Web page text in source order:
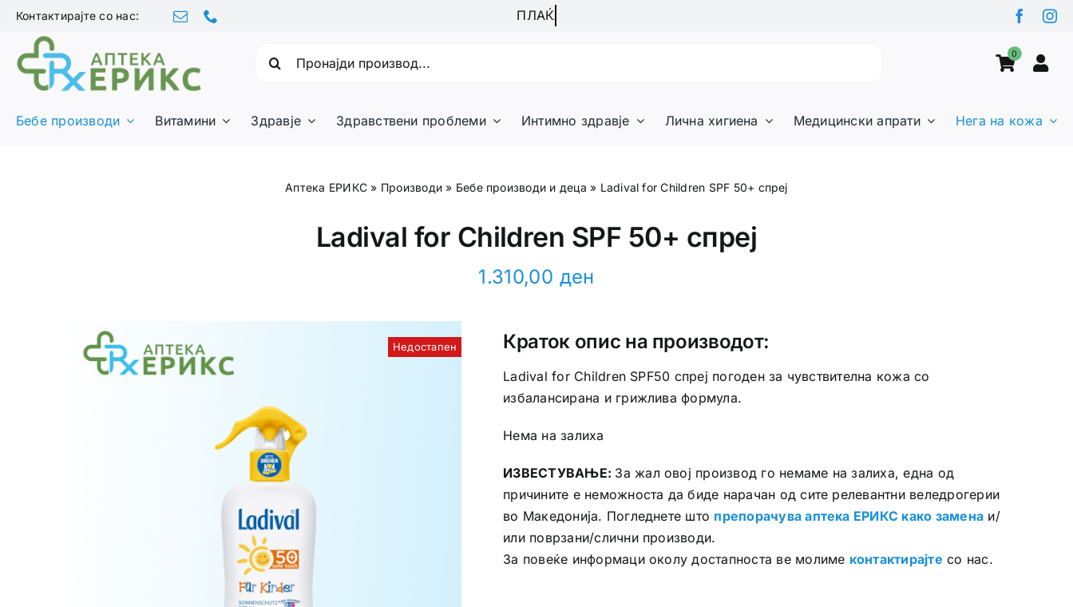
Skip
content
Контактирајте со нас:
0
Бебе производи Витамини Здравје Здравствени проблеми Интимно здравје Лична хигиена Медицински апрати Нега на кожа
Аптека ЕРИКС » Производи » Бебе производи и деца » Ladival for Children SPF 50+ спреј
Ladival for Children SPF 50+ спреј
1.310,00 ден
Недостапен Краток опис на производот:
Ladival for Children SPF50 спреј погоден за чувствителна кожа со
избалансирана и грижлива формула.
Нема на залиха
ИЗВЕСТУВАЊЕ: За жал овој производ го немаме на залиха, една од
причините е неможноста да биде нарачан од сите релевантни веледрогерии
во Македонија. Погледнете што препорачува аптека ЕРИКС како замена и/
или поврзани/слични производи.
За повеќе информаци околу достапноста ве молиме контактирајте со нас.